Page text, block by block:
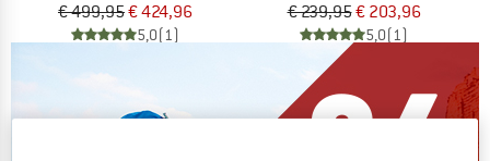
€ 499,95€ 424,96
5,0(1)
€ 239,95€ 203,96
5,0(1)